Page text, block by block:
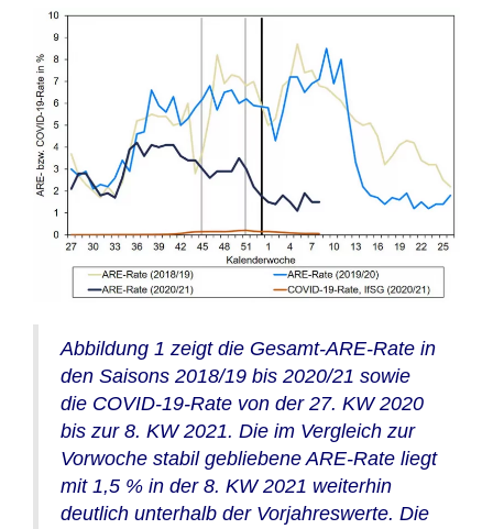
Abbildung 1 zeigt die Gesamt-ARE-Rate in
den Saisons 2018/19 bis 2020/21 sowie
die COVID-19-Rate von der 27. KW 2020
bis zur 8. KW 2021. Die im Vergleich zur
Vorwoche stabil gebliebene ARE-Rate liegt
mit 1,5 % in der 8. KW 2021 weiterhin
deutlich unterhalb der Vorjahreswerte. Die